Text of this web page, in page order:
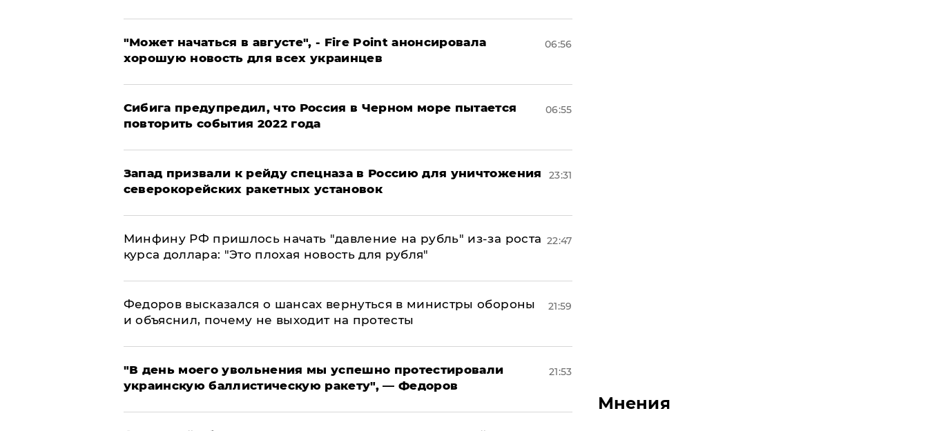
"Может начаться в августе", - Fire Point анонсировала
хорошую новость для всех украинцев
06:56
Сибига предупредил, что Россия в Черном море пытается
повторить события 2022 года
06:55
Запад призвали к рейду спецназа в Россию для уничтожения
северокорейских ракетных установок
23:31
Минфину РФ пришлось начать "давление на рубль" из-за роста
курса доллара: "Это плохая новость для рубля"
22:47
Федоров высказался о шансах вернуться в министры обороны
и объяснил, почему не выходит на протесты
21:59
​"В день моего увольнения мы успешно протестировали
украинскую баллистическую ракету", — Федоров
21:53
Мнения